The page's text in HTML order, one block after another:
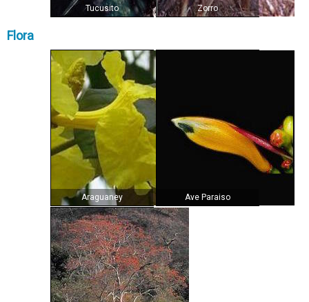
Tucusito Zorro
Flora
Araguaney Ave Paraiso